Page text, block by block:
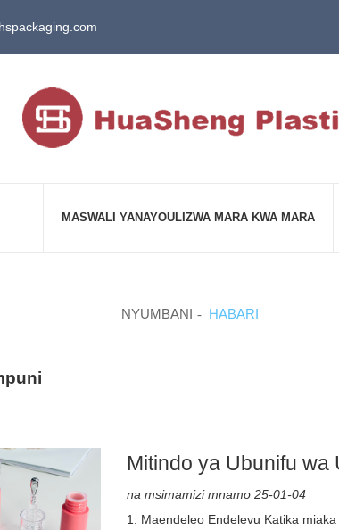
MASWALI YANAYOULIZWA MARA KWA MARA
NYUMBANI HABARI
Mitindo ya Ubunifu wa
na msimamizi mnamo 25-01-04
1. Maendeleo Endelevu Katika